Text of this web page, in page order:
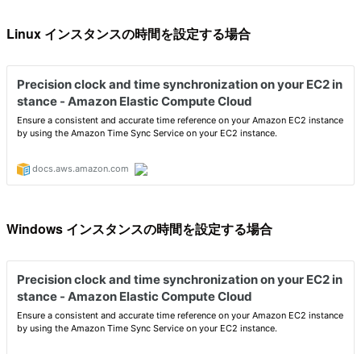
Linux インスタンスの時間を設定する場合
Windows インスタンスの時間を設定する場合